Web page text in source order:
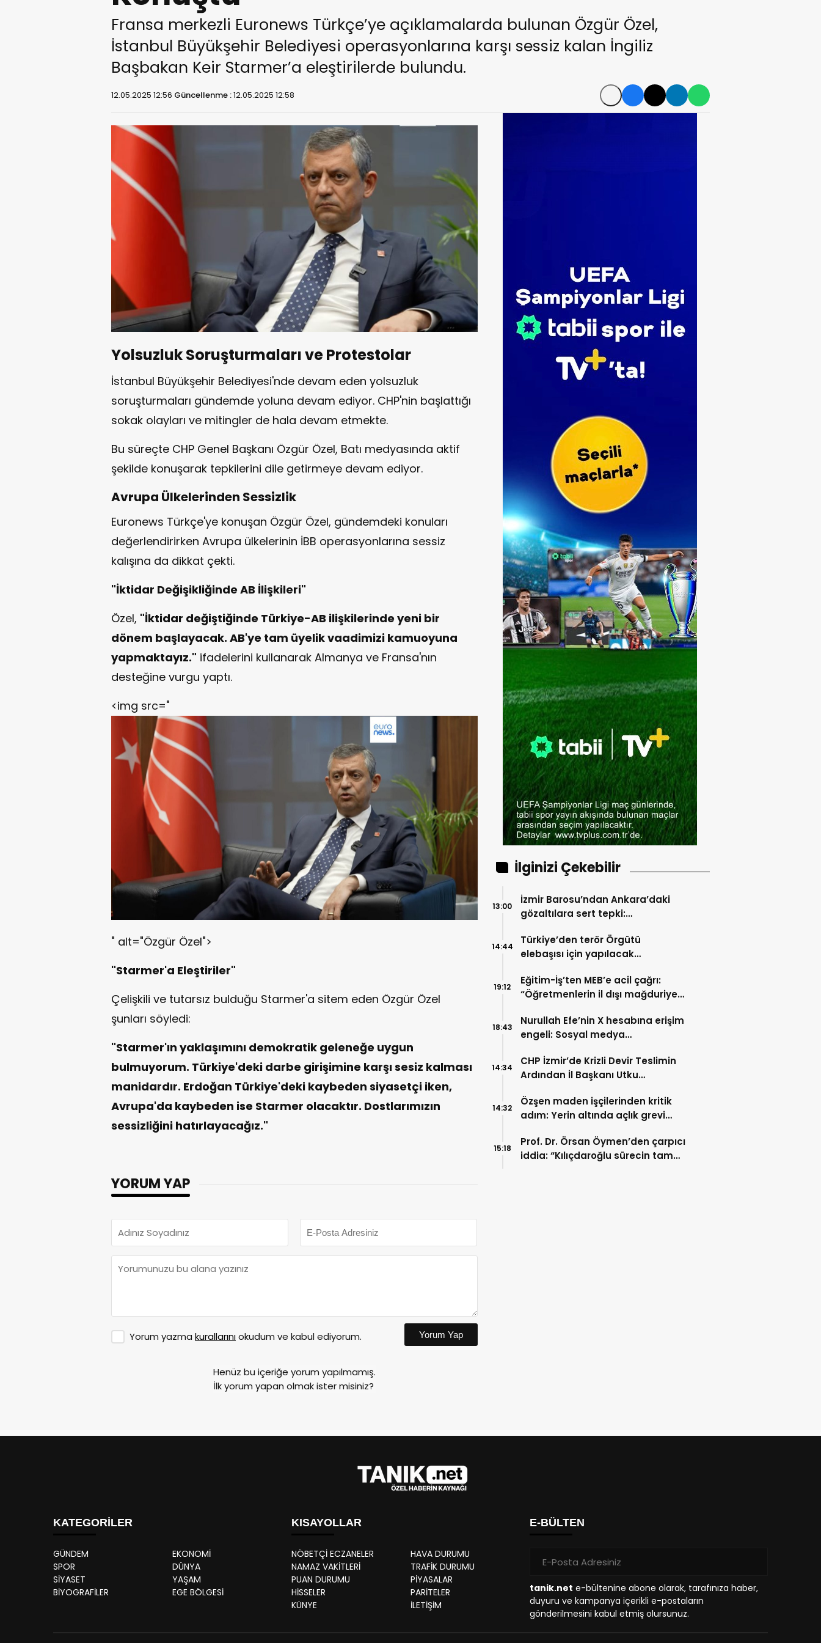
Fransa merkezli Euronews Türkçe’ye açıklamalarda bulunan Özgür Özel,
İstanbul Büyükşehir Belediyesi operasyonlarına karşı sessiz kalan İngiliz
Başbakan Keir Starmer’a eleştirilerde bulundu.
12.05.2025 12:56 Güncellenme :12.05.2025 12:58
Yolsuzluk Soruşturmaları ve Protestolar
İstanbul Büyükşehir Belediyesi'nde devam eden yolsuzluk
soruşturmaları gündemde yoluna devam ediyor. CHP'nin başlattığı
sokak olayları ve mitingler de hala devam etmekte.
Bu süreçte CHP Genel Başkanı Özgür Özel, Batı medyasında aktif
şekilde konuşarak tepkilerini dile getirmeye devam ediyor.
Avrupa Ülkelerinden Sessizlik
Euronews Türkçe'ye konuşan Özgür Özel, gündemdeki konuları
değerlendirirken Avrupa ülkelerinin İBB operasyonlarına sessiz
kalışına da dikkat çekti.
"İktidar Değişikliğinde AB İlişkileri"
Özel, "İktidar değiştiğinde Türkiye-AB ilişkilerinde yeni bir
dönem başlayacak. AB'ye tam üyelik vaadimizi kamuoyuna
yapmaktayız." ifadelerini kullanarak Almanya ve Fransa'nın
desteğine vurgu yaptı.
<img src="
" alt="Özgür Özel">
"Starmer'a Eleştiriler"
Çelişkili ve tutarsız bulduğu Starmer'a sitem eden Özgür Özel
şunları söyledi:
"Starmer'ın yaklaşımını demokratik geleneğe uygun
bulmuyorum. Türkiye'deki darbe girişimine karşı sesiz kalması
manidardır. Erdoğan Türkiye'deki kaybeden siyasetçi iken,
Avrupa'da kaybeden ise Starmer olacaktır. Dostlarımızın
sessizliğini hatırlayacağız."
YORUM YAP
Yorum yazma kurallarınıokudum ve kabul ediyorum. Yorum Yap
Henüz bu içeriğe yorum yapılmamış.
İlk yorum yapan olmak ister misiniz?
İlginizi Çekebilir
İzmir Barosu’ndan Ankara’daki
gözaltılara sert tepki:
13:00
Türkiye’den terör Örgütü
elebaşısı için yapılacak
İsimden ortak deklarasyon
14:44
Eğitim-İş’ten MEB’e acil çağrı:
“Öğretmenlerin il dışı mağduriyeti
19:12
Nurullah Efe’nin X hesabına erişim
engeli: Sosyal medya
18:43
CHP İzmir’de Krizli Devir Teslimin
Ardından İl Başkanı Utku
14:34
Özşen maden işçilerinden kritik
adım: Yerin altında açlık grevi
14:32
Prof. Dr. Örsan Öymen’den çarpıcı
iddia: “Kılıçdaroğlu sürecin tam
15:18
KATEGORİLER
GÜNDEM
EKONOMİ
SPOR
DÜNYA
SİYASET
YAŞAM
BİYOGRAFİLER
EGE BÖLGESİ
KISAYOLLAR
NÖBETÇİ ECZANELER
HAVA DURUMU
NAMAZ VAKİTLERİ
TRAFİK DURUMU
PUAN DURUMU
PİYASALAR
HİSSELER
PARİTELER
KÜNYE
İLETİŞİM
E-BÜLTEN
tanik.net e-bültenine abone olarak, tarafınıza haber,
duyuru ve kampanya içerikli e-postaların
gönderilmesini kabul etmiş olursunuz.